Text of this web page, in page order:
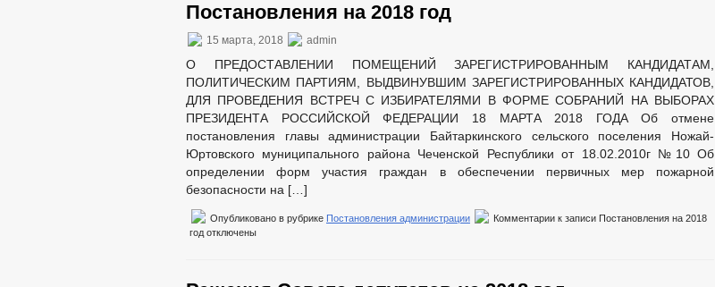
Тексты официальных выступлений и заявлений
Целевые программы
Закупка товаров, работ и услуг
Комиссии
Рабочая группа АТК
Рабочая группа АНК
Рабочая группа ДНВ
Информация о результатах проверок
ГО и ЧС
Совет депутатов
Структура
Полномочия
Задачи
Депутаты
Функции
Постановления на 2018 год
15 марта, 2018 admin
О ПРЕДОСТАВЛЕНИИ ПОМЕЩЕНИЙ ЗАРЕГИСТРИРОВАННЫМ КАНДИДАТАМ,
ПОЛИТИЧЕСКИМ ПАРТИЯМ, ВЫДВИНУВШИМ ЗАРЕГИСТРИРОВАННЫХ КАНДИДАТОВ,
ДЛЯ ПРОВЕДЕНИЯ ВСТРЕЧ С ИЗБИРАТЕЛЯМИ В ФОРМЕ СОБРАНИЙ НА ВЫБОРАХ
ПРЕЗИДЕНТА РОССИЙСКОЙ ФЕДЕРАЦИИ 18 МАРТА 2018 ГОДА Об отмене
постановления главы администрации Байтаркинского сельского поселения Ножай-
Юртовского муниципального района Чеченской Республики от 18.02.2010г №10 Об
определении форм участия граждан в обеспечении первичных мер пожарной
безопасности на […]
Опубликовано в рубрике Постановления администрации Комментарии к записи Постановления на 2018
год отключены